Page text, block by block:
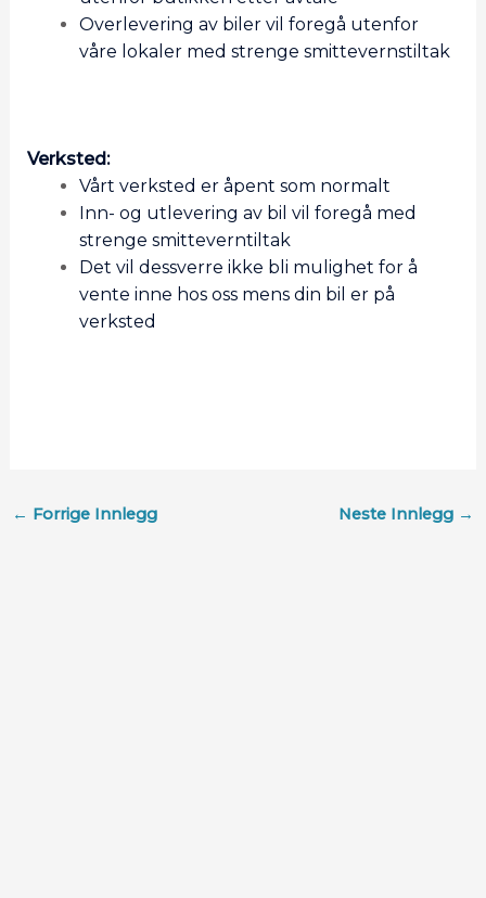
Overlevering av biler vil foregå utenfor
våre lokaler med strenge smittevernstiltak
Verksted:
Vårt verksted er åpent som normalt
Inn- og utlevering av bil vil foregå med
strenge smitteverntiltak
Det vil dessverre ikke bli mulighet for å
vente inne hos oss mens din bil er på
verksted
← Forrige Innlegg Neste Innlegg →